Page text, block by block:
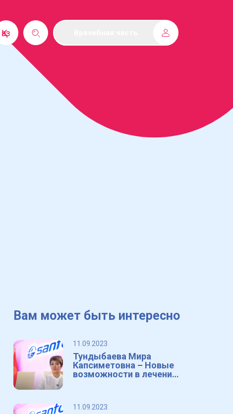
Қаз
Вам может быть интересно
11.09.2023
Тундыбаева Мира
Капсиметовна – Новые
возможности в лечении
11.09.2023